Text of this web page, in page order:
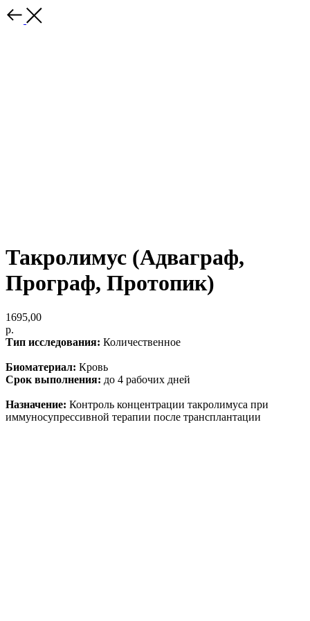
Такролимус (Адваграф,
Програф, Протопик)
1695,00
р.
Тип исследования: Количественное
Биоматериал: Кровь
Срок выполнения: до 4 рабочих дней
Назначение: Контроль концентрации такролимуса при
иммуносупрессивной терапии после трансплантации